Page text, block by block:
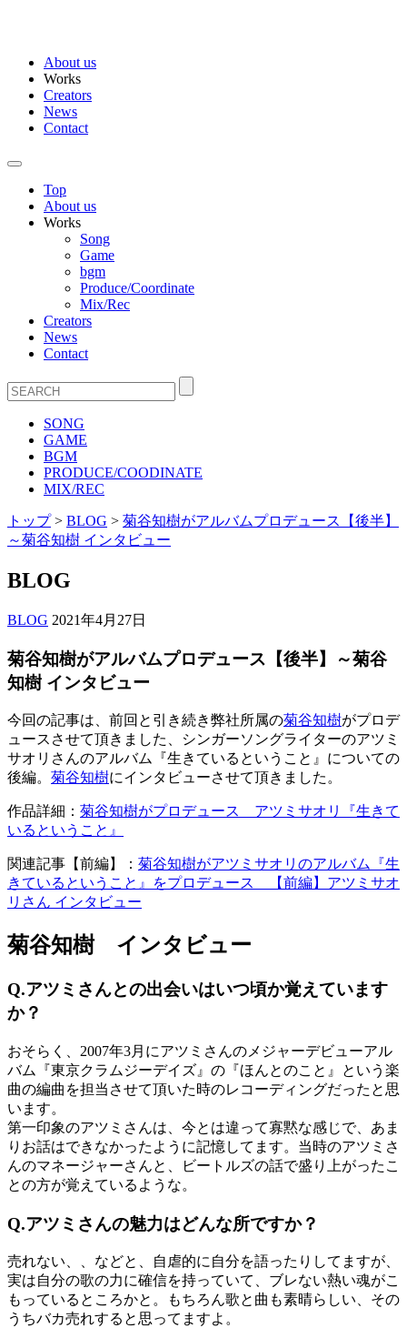
About us
Works
Creators
News
Contact
Top
About us
Works
Song
Game
bgm
Produce/Coordinate
Mix/Rec
Creators
News
Contact
SONG
GAME
BGM
PRODUCE/COODINATE
MIX/REC
トップ> BLOG > 菊谷知樹がアルバムプロデュース【後半】
～菊谷知樹 インタビュー
BLOG
BLOG 2021年4月27日
菊谷知樹がアルバムプロデュース【後半】～菊谷
知樹 インタビュー
今回の記事は、前回と引き続き弊社所属の菊谷知樹がプロデ
ュースさせて頂きました、シンガーソングライターのアツミ
サオリさんのアルバム『生きているということ』についての
後編。 菊谷知樹にインタビューさせて頂きました。
作品詳細： 菊谷知樹がプロデュース アツミサオリ『生きて
いるということ』
関連記事【前編】： 菊谷知樹がアツミサオリのアルバム『生
きているということ』をプロデュース 【前編】アツミサオ
リさん インタビュー
菊谷知樹 インタビュー
Q.アツミさんとの出会いはいつ頃か覚えています
か？
おそらく、2007年3月にアツミさんのメジャーデビューアル
バム『東京クラムジーデイズ』の『ほんとのこと』という楽
曲の編曲を担当させて頂いた時のレコーディングだったと思
います。
第一印象のアツミさんは、今とは違って寡黙な感じで、あま
りお話はできなかったように記憶してます。当時のアツミさ
んのマネージャーさんと、ビートルズの話で盛り上がったこ
との方が覚えているような。
Q.アツミさんの魅力はどんな所ですか？
売れない、、などと、自虐的に自分を語ったりしてますが、
実は自分の歌の力に確信を持っていて、ブレない熱い魂がこ
もっているところかと。もちろん歌と曲も素晴らしい、その
うちバカ売れすると思ってますよ。